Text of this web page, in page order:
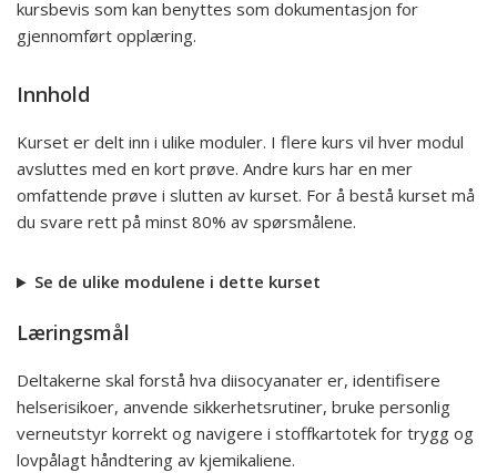
kursbevis som kan benyttes som dokumentasjon for
gjennomført opplæring.
Innhold
Kurset er delt inn i ulike moduler. I flere kurs vil hver modul
avsluttes med en kort prøve. Andre kurs har en mer
omfattende prøve i slutten av kurset. For å bestå kurset må
du svare rett på minst 80% av spørsmålene.
Se de ulike modulene i dette kurset
Læringsmål
Deltakerne skal forstå hva diisocyanater er, identifisere
helserisikoer, anvende sikkerhetsrutiner, bruke personlig
verneutstyr korrekt og navigere i stoffkartotek for trygg og
lovpålagt håndtering av kjemikaliene.